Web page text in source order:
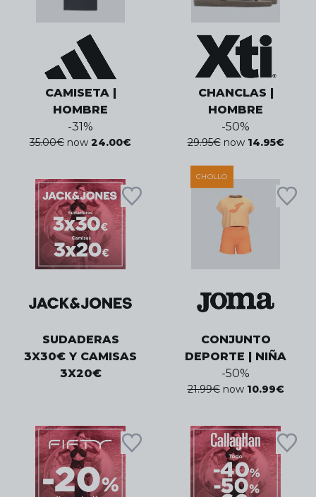
CAMISETA |
HOMBRE
-31%
35.00€ now 24.00€
CHANCLAS |
HOMBRE
-50%
29.95€ now 14.95€
SUDADERAS
3X30€ Y CAMISAS
3X20€
CHOLLO
CONJUNTO
DEPORTE | NIÑA
-50%
21.99€ now 10.99€